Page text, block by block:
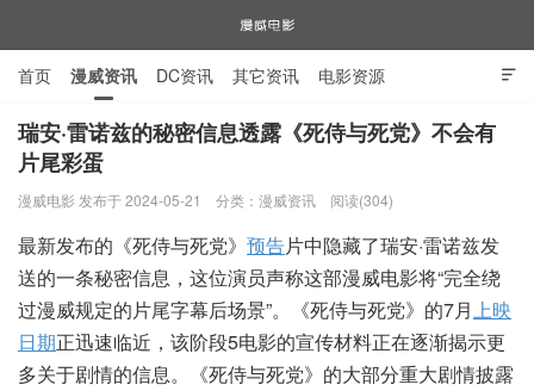
漫威电影

首页 漫威资讯 DC资讯 其它资讯 电影资源
电视剧资源 漫威图片
瑞安·雷诺兹的秘密信息透露《死侍与死党》不会有
片尾彩蛋
漫威电影 发布于 2024-05-21 分类： 漫威资讯 阅读(304)
最新发布的《死侍与死党》 预告片中隐藏了瑞安·雷诺兹发
送的一条秘密信息，这位演员声称这部漫威电影将“完全绕
过漫威规定的片尾字幕后场景”。《死侍与死党》的7月上映
日期正迅速临近，该阶段5电影的宣传材料正在逐渐揭示更
多关于剧情的信息。《死侍与死党》的大部分重大剧情披露